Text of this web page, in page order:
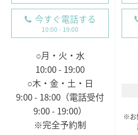
今すぐ電話する
10:00 - 19:00
○月・火・水
10:00 - 19:00
○木・金・土・日
9:00 - 18:00（電話受付
9:00 - 19:00）
※完全予約制
※お